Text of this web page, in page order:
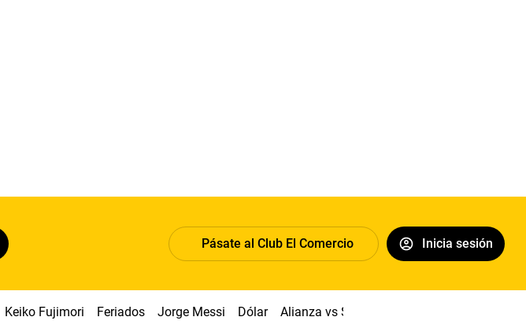
Pásate al Club El Comercio Inicia sesión
Keiko Fujimori Feriados Jorge Messi Dólar Alianza vs Sport Boys